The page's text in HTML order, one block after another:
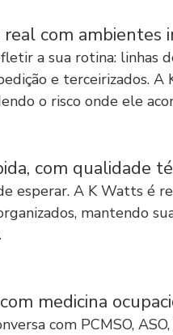
real com ambientes
a sua rotina: linhas
e terceirizados.
o risco onde ele
com qualidade
esperar. A K Watts é
mantendo
medicina
com PCMSO,